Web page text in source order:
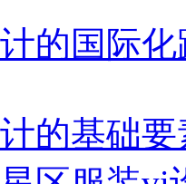
的国际
的基础